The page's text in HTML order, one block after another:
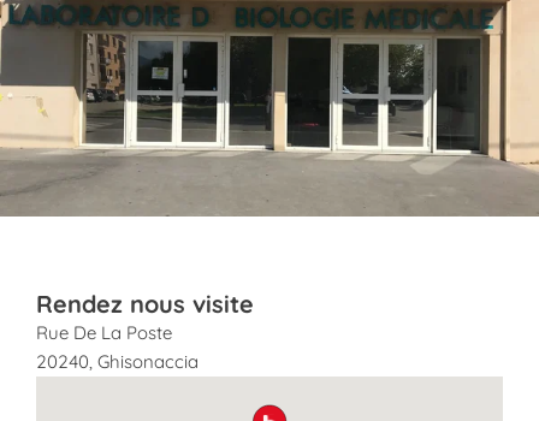
Rendez nous visite
Rue De La Poste
20240, Ghisonaccia
map pin